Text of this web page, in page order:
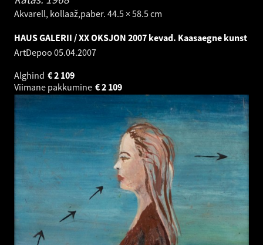
Akvarell, kollaaž,paber. 44.5 × 58.5 cm
HAUS GALERII / XX OKSJON 2007 kevad. Kaasaegne kunst
ArtDepoo 05.04.2007
Alghind
2 109
€
Viimane pakkumine
2 109
€